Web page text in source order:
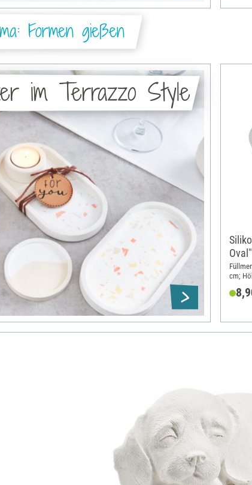
Formen gießen
im Terrazzo Style
Oval"
cm;